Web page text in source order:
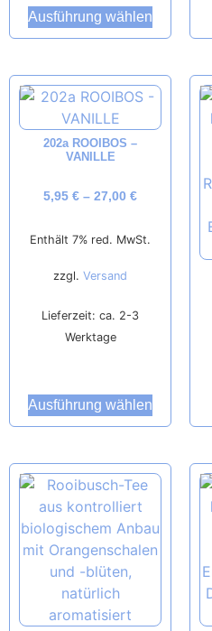
Ausführung wählen
202a ROOIBOS –
VANILLE
5,95 € – 27,00 €
Enthält 7% red. MwSt.
zzgl. Versand
Lieferzeit: ca. 2-3
Werktage
Ausführung wählen